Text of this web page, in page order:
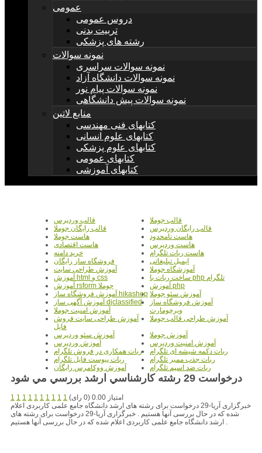
عمومی
دروس عمومی
تربیت بدنی
رشته های پزشکی
نمونه سوالات
نمونه سوالات سراسری
نمونه سوالات دانشگاه آزاد
نمونه سوالات پیام نور
نمونه سوالات پیش دانشگاهی
منابع لاتین
کتابهای فنی مهندسی
کتابهای علوم انسانی
کتابهای علوم پزشکی
کتابهای عمومی
کتابهای آموزشی
قالب جوملا
قالب وردپرس
قالب رایگان وردپرس
قالب رایگان جوملا
هاست نامحدود
هاست جوملا
هاست وردپرس
هاست اقتصادی
هاست ربات تلگرام
خرید دامنه
ایمیل تبلیغاتی
فروشگاه ساز رایگان
آموزشگاه جوملا
آموزش طراحی سایت
ساخت ربات با php تلگرام
آموزش html و css
آموزش php
آموزش rsform جوملا
آموزش سئو جوملا آموزش فروشگاه ساز hikashop
آموزش فروشگاه ساز
ویرچومارت
آموزش آگهی ساز djclassified
آموزش امنیت جوملا
آموزش طراحی قالب جوملا
آموزش طراحی سایت فروش
فایل
آموزش جوملا
آموزش سئو وردپرس
آموزش امنیت وردپرس
آموزش وردپرس
ربات دکمه شیشه ای تلگرام
ربات همکاری در فروش تلگرام
ربات جذب ممبر تلگرام
ربات پیوست فایل تلگرام
ربات ضد اسپم تلگرام
آموزش ووکامرس رایگان
درخواست 29 رشته کارشناسي ارشد بررسي مي شود
1 1 1 1 1 1 1 1 1 1
امتیاز 0.00 (0 رای)
خبرگزاری آریا-29 درخواست برای رشته های ارشد دانشگاه جامع علمی کاربردی اعلام
شده که در حال بررسی آنها هستیم . خبرگزاری آریا-29 درخواست برای رشته های
ارشد دانشگاه جامع علمی کاربردی اعلام شده که در حال بررسی آنها هستیم .